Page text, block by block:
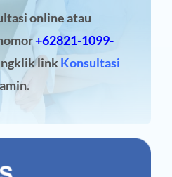
online atau
+62821-1099-
linkKonsultasi